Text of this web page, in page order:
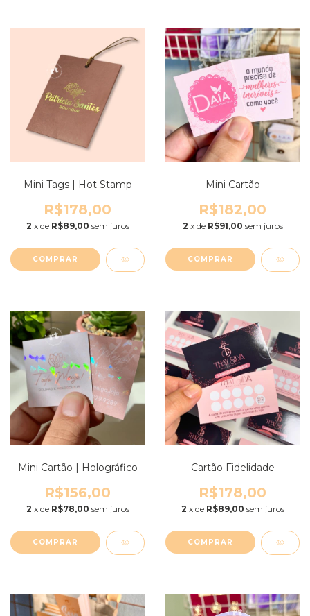
Mini Tags | Hot Stamp
R$178,00
2 x de R$89,00 sem juros
COMPRAR
Mini Cartão
R$182,00
2 x de R$91,00 sem juros
COMPRAR
Mini Cartão | Holográfico
R$156,00
2 x de R$78,00 sem juros
COMPRAR
Cartão Fidelidade
R$178,00
2 x de R$89,00 sem juros
COMPRAR